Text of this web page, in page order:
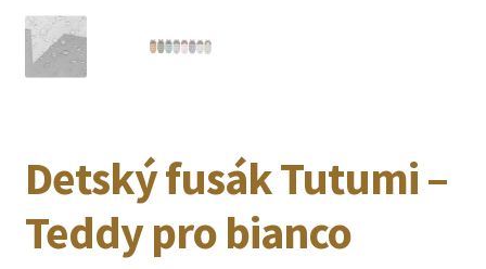
Detský fusák Tutumi –
Teddy pro bianco